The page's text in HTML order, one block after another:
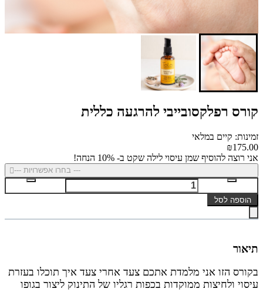
קורס רפלקסובייבי להרגעה כללית
זמינות: קיים במלאי
₪175.00
אני רוצה להוסיף שמן עיסוי לילה שקט ב- 10% הנחה!
--- בחרו אפשרויות ---
הוספה לסל
תיאור
בקורס הזו אני מלמדת אתכם צעד אחרי צעד איך תוכלו בעזרת
עיסוי ולחיצות ממוקדות בכפות רגליו של התינוק ליצור בגופו